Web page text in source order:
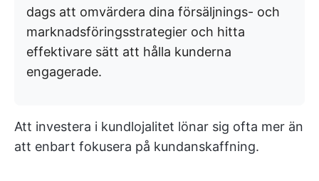
dags att omvärdera dina försäljnings- och
marknadsföringsstrategier och hitta
effektivare sätt att hålla kunderna
engagerade.
Att investera i kundlojalitet lönar sig ofta mer än
att enbart fokusera på kundanskaffning.